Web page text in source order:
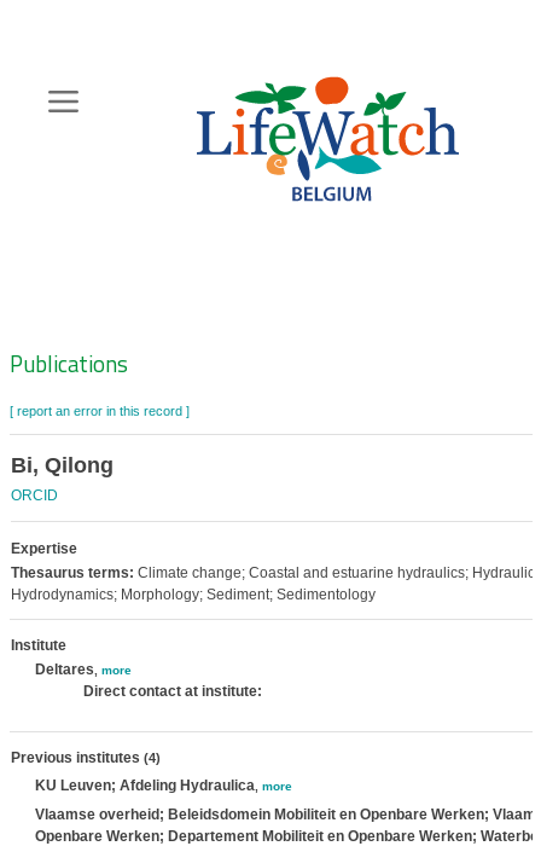
content
Zoeknavigatie
Publications
[ report an error in this record ]
Bi, Qilong
ORCID
Expertise
Thesaurus terms: Climate change; Coastal and estuarine hydraulics;
Hydrodynamics; Morphology; Sediment; Sedimentology
Institute
Deltares
more
Direct contact at institute:
Previous institutes (4)
KU Leuven; Afdeling Hydraulica more
Vlaamse overheid; Beleidsdomein Mobiliteit en Openbare Werken;
Openbare Werken; Departement Mobiliteit en Openbare Werken;